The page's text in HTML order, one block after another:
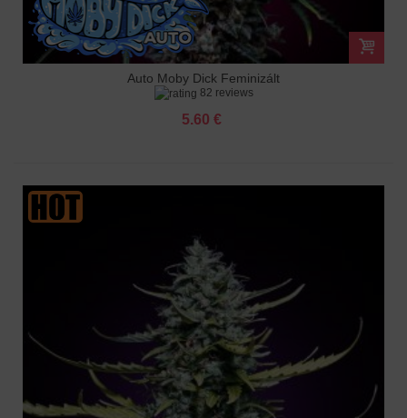
Auto Moby Dick Feminizált
82 reviews
5.60 €